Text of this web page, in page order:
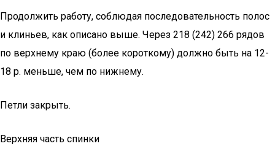
Продолжить работу, соблюдая последовательность полос
и клиньев, как описано выше. Через 218 (242) 266 рядов
по верхнему краю (более короткому) должно быть на 12-
18 р. меньше, чем по нижнему.
Петли закрыть.
Верхняя часть спинки